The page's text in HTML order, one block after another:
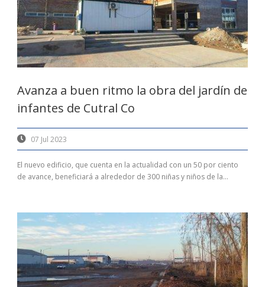
Avanza a buen ritmo la obra del jardín de
infantes de Cutral Co
07 Jul 2023
El nuevo edificio, que cuenta en la actualidad con un 50 por ciento
de avance, beneficiará a alrededor de 300 niñas y niños de la...